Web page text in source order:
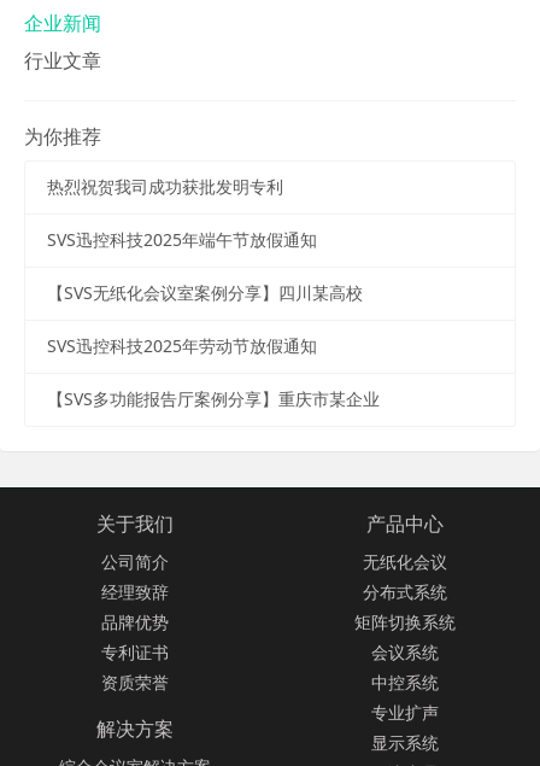
企业新闻
行业文章
为你推荐
热烈祝贺我司成功获批发明专利
SVS迅控科技2025年端午节放假通知
【SVS无纸化会议室案例分享】四川某高校
SVS迅控科技2025年劳动节放假通知
【SVS多功能报告厅案例分享】重庆市某企业
关于我们
公司简介
经理致辞
品牌优势
专利证书
资质荣誉
产品中心
无纸化会议
分布式系统
矩阵切换系统
会议系统
中控系统
专业扩声
显示系统
解决方案